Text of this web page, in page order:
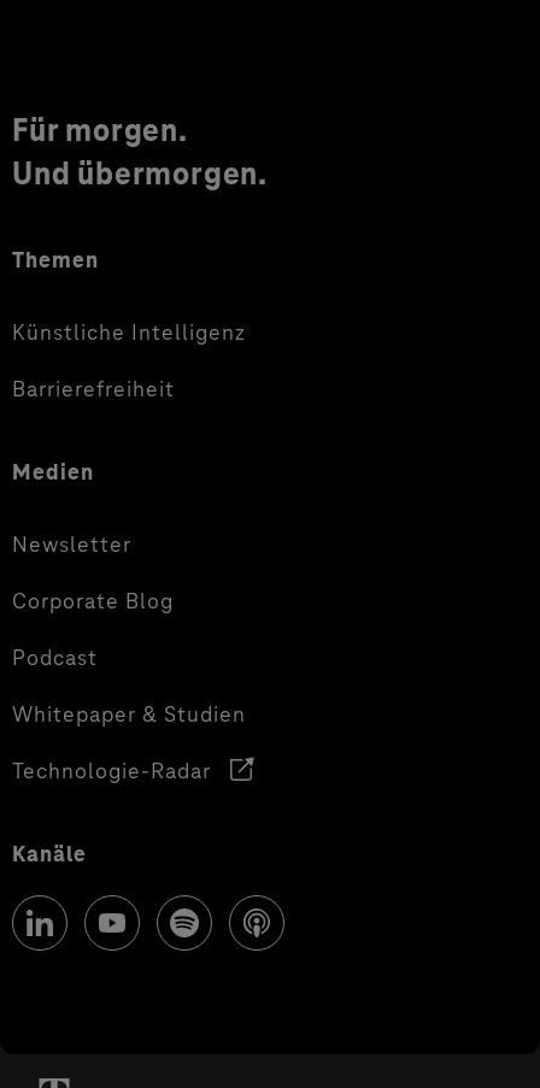
Für morgen.
Und übermorgen.
Themen
Künstliche Intelligenz
Barrierefreiheit
Medien
Newsletter
Corporate Blog
Podcast
Whitepaper & Studien
Technologie-Radar
Kanäle